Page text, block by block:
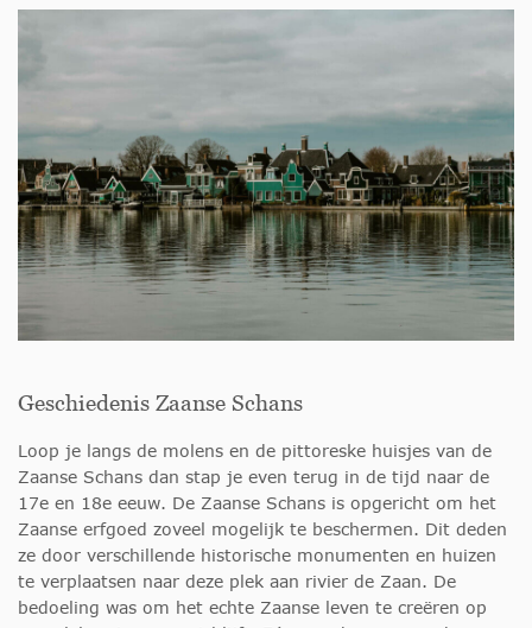
Geschiedenis Zaanse Schans
Loop je langs de molens en de pittoreske huisjes van de
Zaanse Schans dan stap je even terug in de tijd naar de
17e en 18e eeuw. De Zaanse Schans is opgericht om het
Zaanse erfgoed zoveel mogelijk te beschermen. Dit deden
ze door verschillende historische monumenten en huizen
te verplaatsen naar deze plek aan rivier de Zaan. De
bedoeling was om het echte Zaanse leven te creëren op